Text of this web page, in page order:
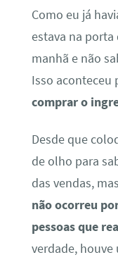
Como eu já
estava na porta
manhã e não
Isso aconteceu
comprar o
Desde que
de olho para
das vendas,
não ocorreu
pessoas que
verdade, houve